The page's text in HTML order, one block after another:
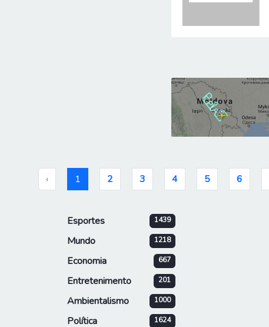
‹ 1 2 3 4 5 6
Esportes 1439
Mundo 1218
Economia 667
Entretenimento 201
Ambientalismo 1000
Política 1624